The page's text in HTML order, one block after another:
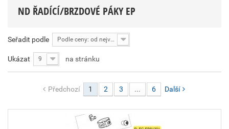
ND ŘADÍCÍ/BRZDOVÉ PÁKY EP
Seřadit podle Podle ceny: od nejvyšší
Ukázat 9 na stránku
Předchozí 1 2 3 ... 6 Další